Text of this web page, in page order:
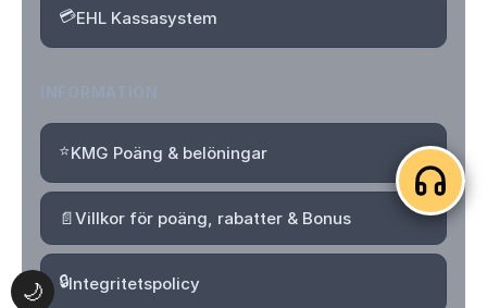
🌙
💳EHL Kassasystem
⭐KMG Poäng & belöningar
📄Villkor för poäng, rabatter & Bonus
🔒Integritetspolicy